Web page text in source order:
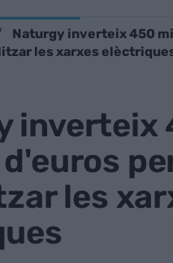
Naturgy inverteix 450
les xarxes
inverteix
les